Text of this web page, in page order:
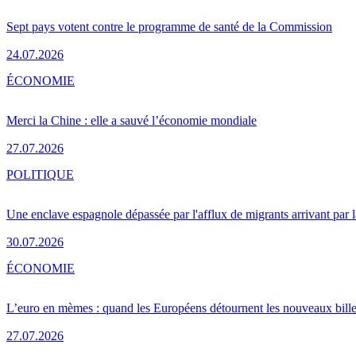
Sept pays votent contre le programme de santé de la Commission
24.07.2026
Merci la Chine : elle a sauvé l’économie mondiale
27.07.2026
ÉCONOMIE
Une enclave espagnole dépassée par l'afflux de migrants arrivant par
30.07.2026
POLITIQUE
L’euro en mèmes : quand les Européens détournent les nouveaux
27.07.2026
ÉCONOMIE